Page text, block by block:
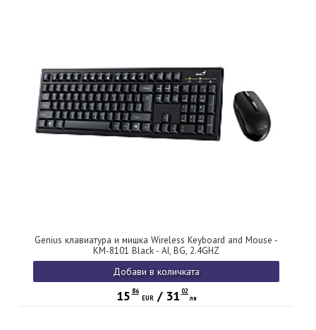
Genius клавиатура и мишка Wireless Keyboard and Mouse -
KM-8101 Black - AI, BG, 2.4GHZ
Добави в количката
15 86
EUR/ 31 02
лв